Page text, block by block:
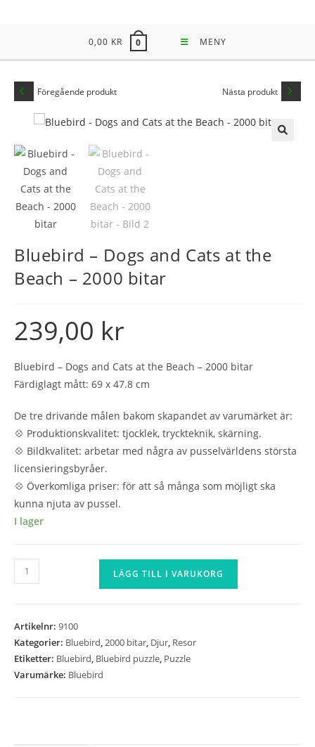
0,00 KR 0 MENY
Föregående produkt Nästa produkt
Bluebird – Dogs and Cats at the
Beach – 2000 bitar
239,00 kr
Bluebird – Dogs and Cats at the Beach – 2000 bitar
Färdiglagt mått: 69 x 47.8 cm
De tre drivande målen bakom skapandet av varumärket är:
💠 Produktionskvalitet: tjocklek, tryckteknik, skärning.
💠 Bildkvalitet: arbetar med några av pusselvärldens största
licensieringsbyråer.
💠 Överkomliga priser: för att så många som möjligt ska
kunna njuta av pussel.
I lager
Bluebird
-
Cats
at
the
LÄGG TILL I VARUKORG
Artikelnr: 9100
Kategorier: Bluebird,2000 bitar, Djur, Resor
Etiketter: Bluebird, Bluebird puzzle, Puzzle
Varumärke: Bluebird